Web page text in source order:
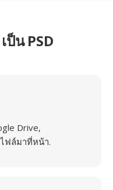
ป็น PSD
Drive,
ฟล์มาที่หน้า.